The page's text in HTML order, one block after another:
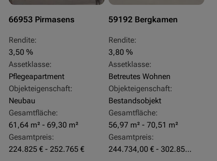
66953 Pirmasens
Rendite:
3,50 %
Assetklasse:
Pflegeapartment
Objekteigenschaft:
Neubau
Gesamtfläche:
61,64 m² - 69,30 m²
Gesamtpreis:
224.825 € - 252.765 €
59192 Bergkamen
Rendite:
3,80 %
Assetklasse:
Betreutes Wohnen
Objekteigenschaft:
Bestandsobjekt
Gesamtfläche:
56,97 m² - 70,51 m²
Gesamtpreis:
244.734,00 € - 302.855,00 €